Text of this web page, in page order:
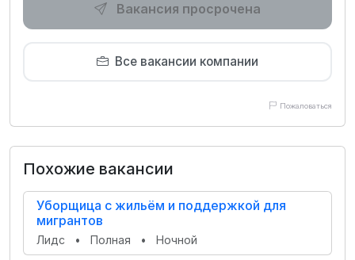
Вакансия просрочена
Все вакансии компании
Пожаловаться
Похожие вакансии
Уборщица с жильём и поддержкой для
мигрантов
Лидс • Полная • Ночной